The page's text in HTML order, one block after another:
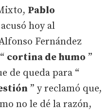
Pablo
hoy al
Fernández
cortina de humo ”
de queda para “
” y reclamó que,
no le dé la razón,